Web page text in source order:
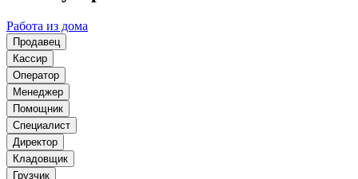
Работа из дома
Продавец
Кассир
Оператор
Менеджер
Помощник
Специалист
Директор
Кладовщик
Грузчик